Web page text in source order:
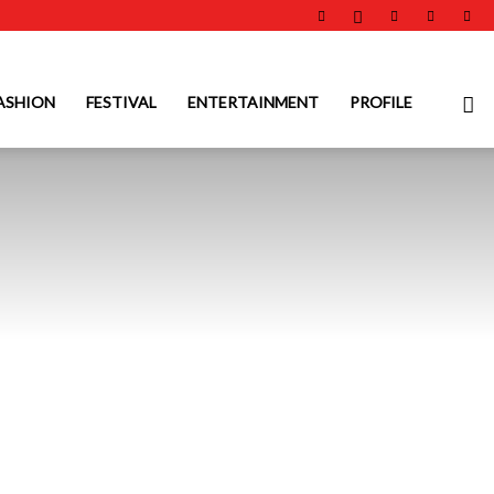
FESTIVAL ENTERTAINMENT PROFILE